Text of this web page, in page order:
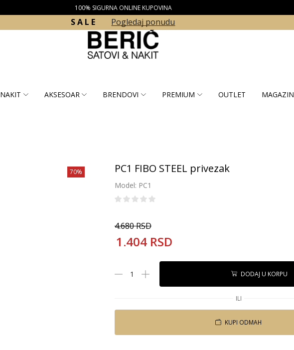
100% SIGURNA ONLINE KUPOVINA
S A L E Pogledaj ponudu
NAKIT AKSESOAR BRENDOVI PREMIUM OUTLET MAGAZIN
70% PC1 FIBO STEEL privezak
Model: PC1
4.680RSD
1.404 RSD
DODAJ U KORPU
ILI
KUPI ODMAH